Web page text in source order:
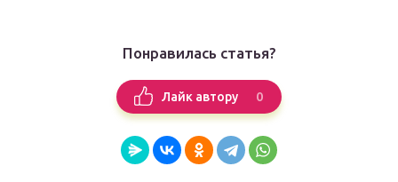
Понравилась статья?
Лайк автору 0